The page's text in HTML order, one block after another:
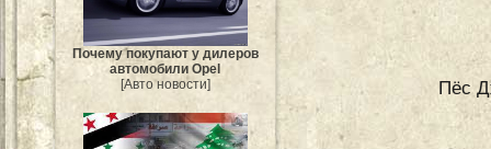
Почему покупают у дилеров
автомобили Opel
[Авто новости]
Пёс